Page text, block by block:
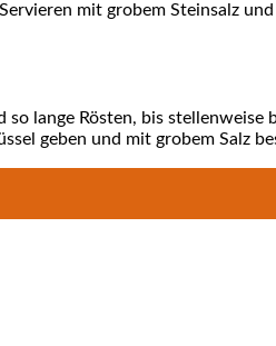
mit gro­bem Stein­salz
lan­ge Rös­ten, bis stel­len­wei­se
geben und mit gro­bem Salz